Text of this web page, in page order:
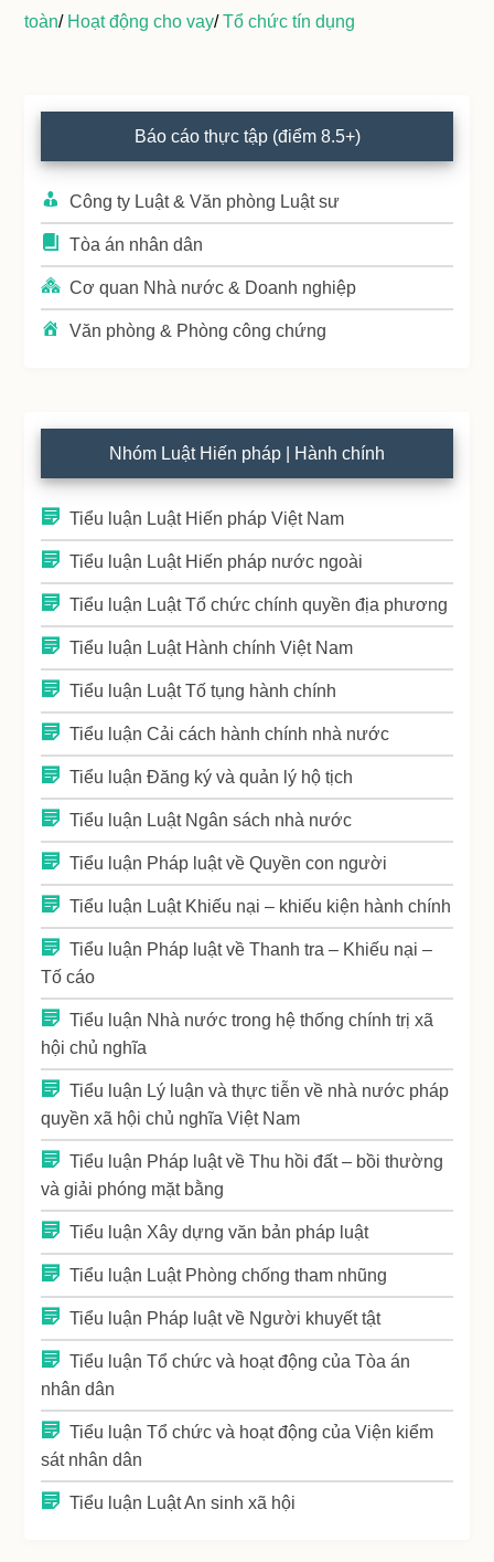
toàn/ Hoạt động cho vay/Tổ chức tín dụng
Primary
Sidebar
Báo cáo thực tập (điểm 8.5+)
Công ty Luật & Văn phòng Luật sư
Tòa án nhân dân
Cơ quan Nhà nước & Doanh nghiệp
Văn phòng & Phòng công chứng
Nhóm Luật Hiến pháp | Hành chính
Tiểu luận Luật Hiến pháp Việt Nam
Tiểu luận Luật Hiến pháp nước ngoài
Tiểu luận Luật Tổ chức chính quyền địa phương
Tiểu luận Luật Hành chính Việt Nam
Tiểu luận Luật Tố tụng hành chính
Tiểu luận Cải cách hành chính nhà nước
Tiểu luận Đăng ký và quản lý hộ tịch
Tiểu luận Luật Ngân sách nhà nước
Tiểu luận Pháp luật về Quyền con người
Tiểu luận Luật Khiếu nại – khiếu kiện hành chính
Tiểu luận Pháp luật về Thanh tra – Khiếu nại –
Tố cáo
Tiểu luận Nhà nước trong hệ thống chính trị xã
hội chủ nghĩa
Tiểu luận Lý luận và thực tiễn về nhà nước pháp
quyền xã hội chủ nghĩa Việt Nam
Tiểu luận Pháp luật về Thu hồi đất – bồi thường
và giải phóng mặt bằng
Tiểu luận Xây dựng văn bản pháp luật
Tiểu luận Luật Phòng chống tham nhũng
Tiểu luận Pháp luật về Người khuyết tật
Tiểu luận Tổ chức và hoạt động của Tòa án
nhân dân
Tiểu luận Tổ chức và hoạt động của Viện kiểm
sát nhân dân
Tiểu luận Luật An sinh xã hội